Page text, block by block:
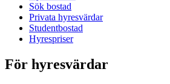
Sök bostad
Privata hyresvärdar
Studentbostad
Hyrespriser
För hyresvärdar